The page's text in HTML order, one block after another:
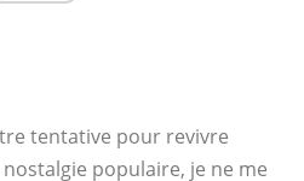
tentative pour revivre
populaire, je ne me